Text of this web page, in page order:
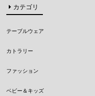
カテゴリ
テーブルウェア
カトラリー
ファッション
ベビー＆キッズ